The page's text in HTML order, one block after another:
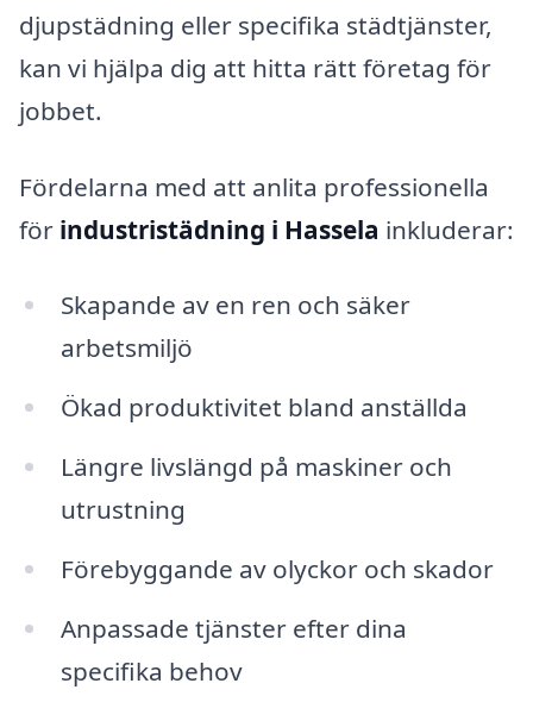
djupstädning eller specifika städtjänster,
kan vi hjälpa dig att hitta rätt företag för
jobbet.
Fördelarna med att anlita professionella
för industristädning i Hassela inkluderar:
Skapande av en ren och säker
arbetsmiljö
Ökad produktivitet bland anställda
Längre livslängd på maskiner och
utrustning
Förebyggande av olyckor och skador
Anpassade tjänster efter dina
specifika behov